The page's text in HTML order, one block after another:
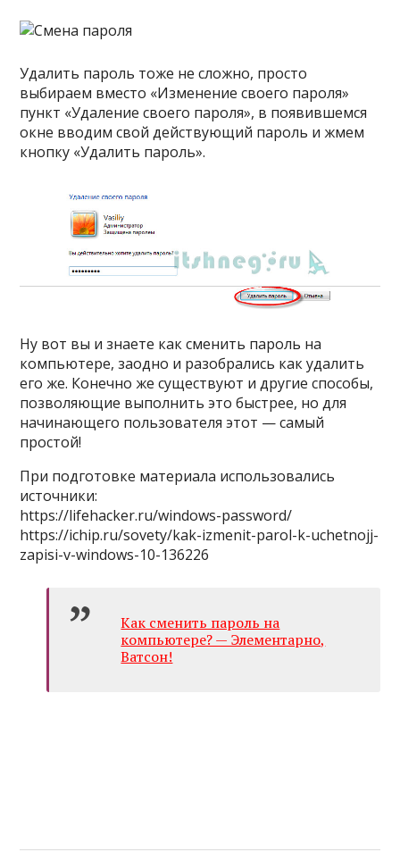
Удалить пароль тоже не сложно, просто
выбираем вместо «Изменение своего пароля»
пункт «Удаление своего пароля», в появившемся
окне вводим свой действующий пароль и жмем
кнопку «Удалить пароль».
Ну вот вы и знаете как сменить пароль на
компьютере, заодно и разобрались как удалить
его же. Конечно же существуют и другие способы,
позволяющие выполнить это быстрее, но для
начинающего пользователя этот — самый
простой!
При подготовке материала использовались
источники:
https://lifehacker.ru/windows-password/
https://ichip.ru/sovety/kak-izmenit-parol-k-uchetnojj-
zapisi-v-windows-10-136226
Как сменить пароль на
компьютере? — Элементарно,
Ватсон!